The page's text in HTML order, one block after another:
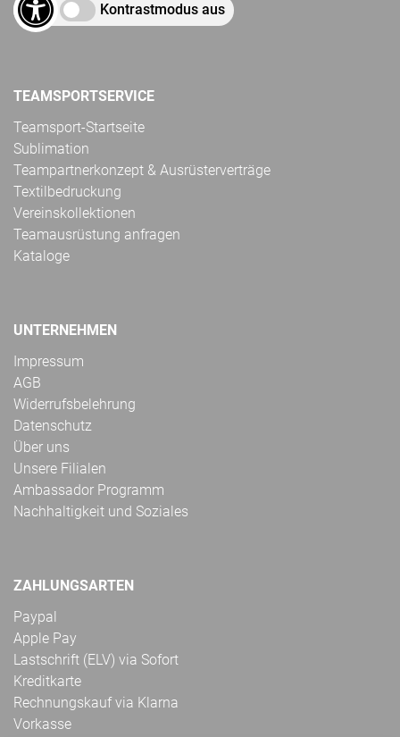
Kontrastmodus aus
TEAMSPORTSERVICE
Teamsport-Startseite
Sublimation
Teampartnerkonzept & Ausrüsterverträge
Textilbedruckung
Vereinskollektionen
Teamausrüstung anfragen
Kataloge
UNTERNEHMEN
Impressum
AGB
Widerrufsbelehrung
Datenschutz
Über uns
Unsere Filialen
Ambassador Programm
Nachhaltigkeit und Soziales
ZAHLUNGSARTEN
Paypal
Apple Pay
Lastschrift (ELV) via Sofort
Kreditkarte
Rechnungskauf via Klarna
Vorkasse